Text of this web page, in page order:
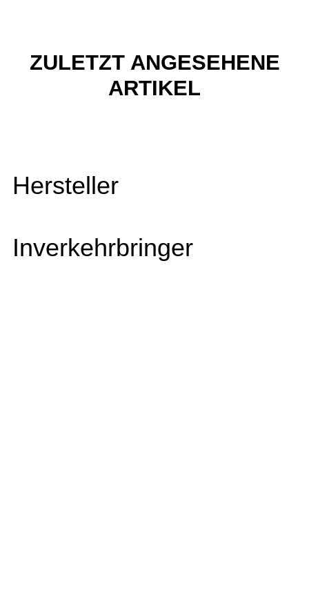
ZULETZT ANGESEHENE
ARTIKEL
Hersteller
Inverkehrbringer